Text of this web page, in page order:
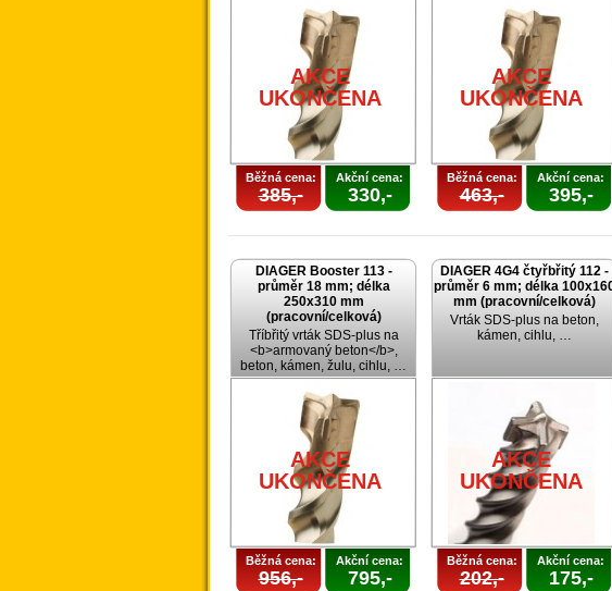
AKCE
UKONČENA
Běžná cena:
385,-
Akční cena:
330,-
AKCE
UKONČENA
Běžná cena:
463,-
Akční cena:
395,-
DIAGER Booster 113 -
průměr 18 mm; délka
250x310 mm
(pracovní/celková)
Tříbřitý vrták SDS-plus na
<b>armovaný beton</b>,
beton, kámen, žulu, cihlu, …
AKCE
UKONČENA
Běžná cena:
956,-
Akční cena:
795,-
DIAGER 4G4 čtyřbřitý 112 -
průměr 6 mm; délka
mm (pracovní/celková)
Vrták SDS-plus na beton,
kámen, cihlu, …
AKCE
UKONČENA
Běžná cena:
202,-
Akční cena:
175,-